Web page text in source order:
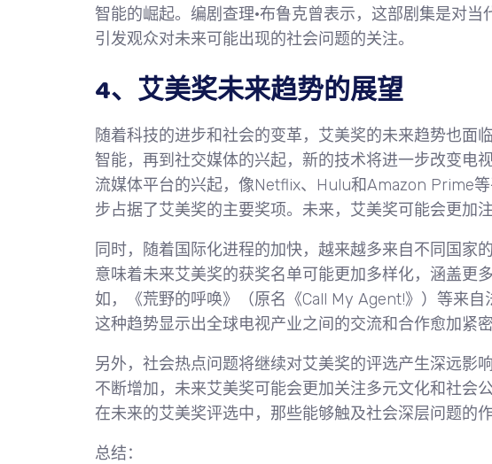
智能的崛起。编剧查理·布鲁克曾表示，这部剧集是对
引发观众对未来可能出现的社会问题的关注。
4、艾美奖未来趋势的展望
随着科技的进步和社会的变革，艾美奖的未来趋势也面
智能，再到社交媒体的兴起，新的技术将进一步改变电
流媒体平台的兴起，像Netflix、Hulu和Amazon Prime
步占据了艾美奖的主要奖项。未来，艾美奖可能会更加
同时，随着国际化进程的加快，越来越多来自不同国家
意味着未来艾美奖的获奖名单可能更加多样化，涵盖更
如，《荒野的呼唤》（原名《Call My Agent!》）等来自
这种趋势显示出全球电视产业之间的交流和合作愈加紧密
另外，社会热点问题将继续对艾美奖的评选产生深远影
不断增加，未来艾美奖可能会更加关注多元文化和社会
在未来的艾美奖评选中，那些能够触及社会深层问题的
总结：